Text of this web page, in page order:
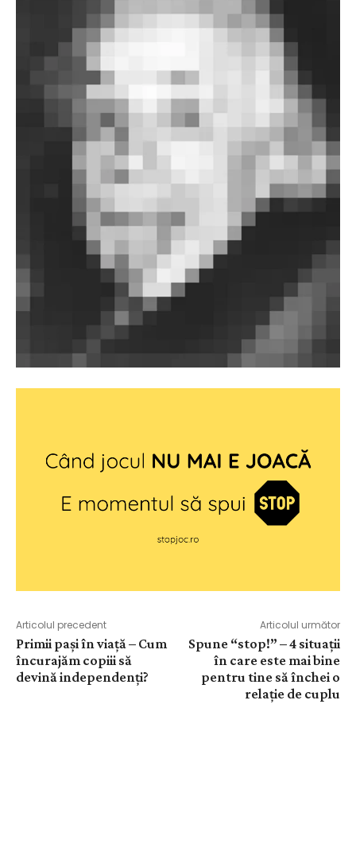
Articolul precedent
Primii paşi în viaţă – Cum
încurajăm copiii să
devină independenţi?
Articolul următor
Spune “stop!” – 4 situaţii
în care este mai bine
pentru tine să închei o
relaţie de cuplu